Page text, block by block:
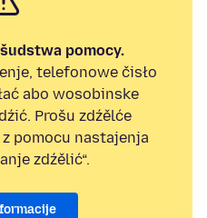
pomocy.
telefonowe čisło
abo wosobinske
Prošu zdźělće
pomocu nastajenja
zdźělić“.